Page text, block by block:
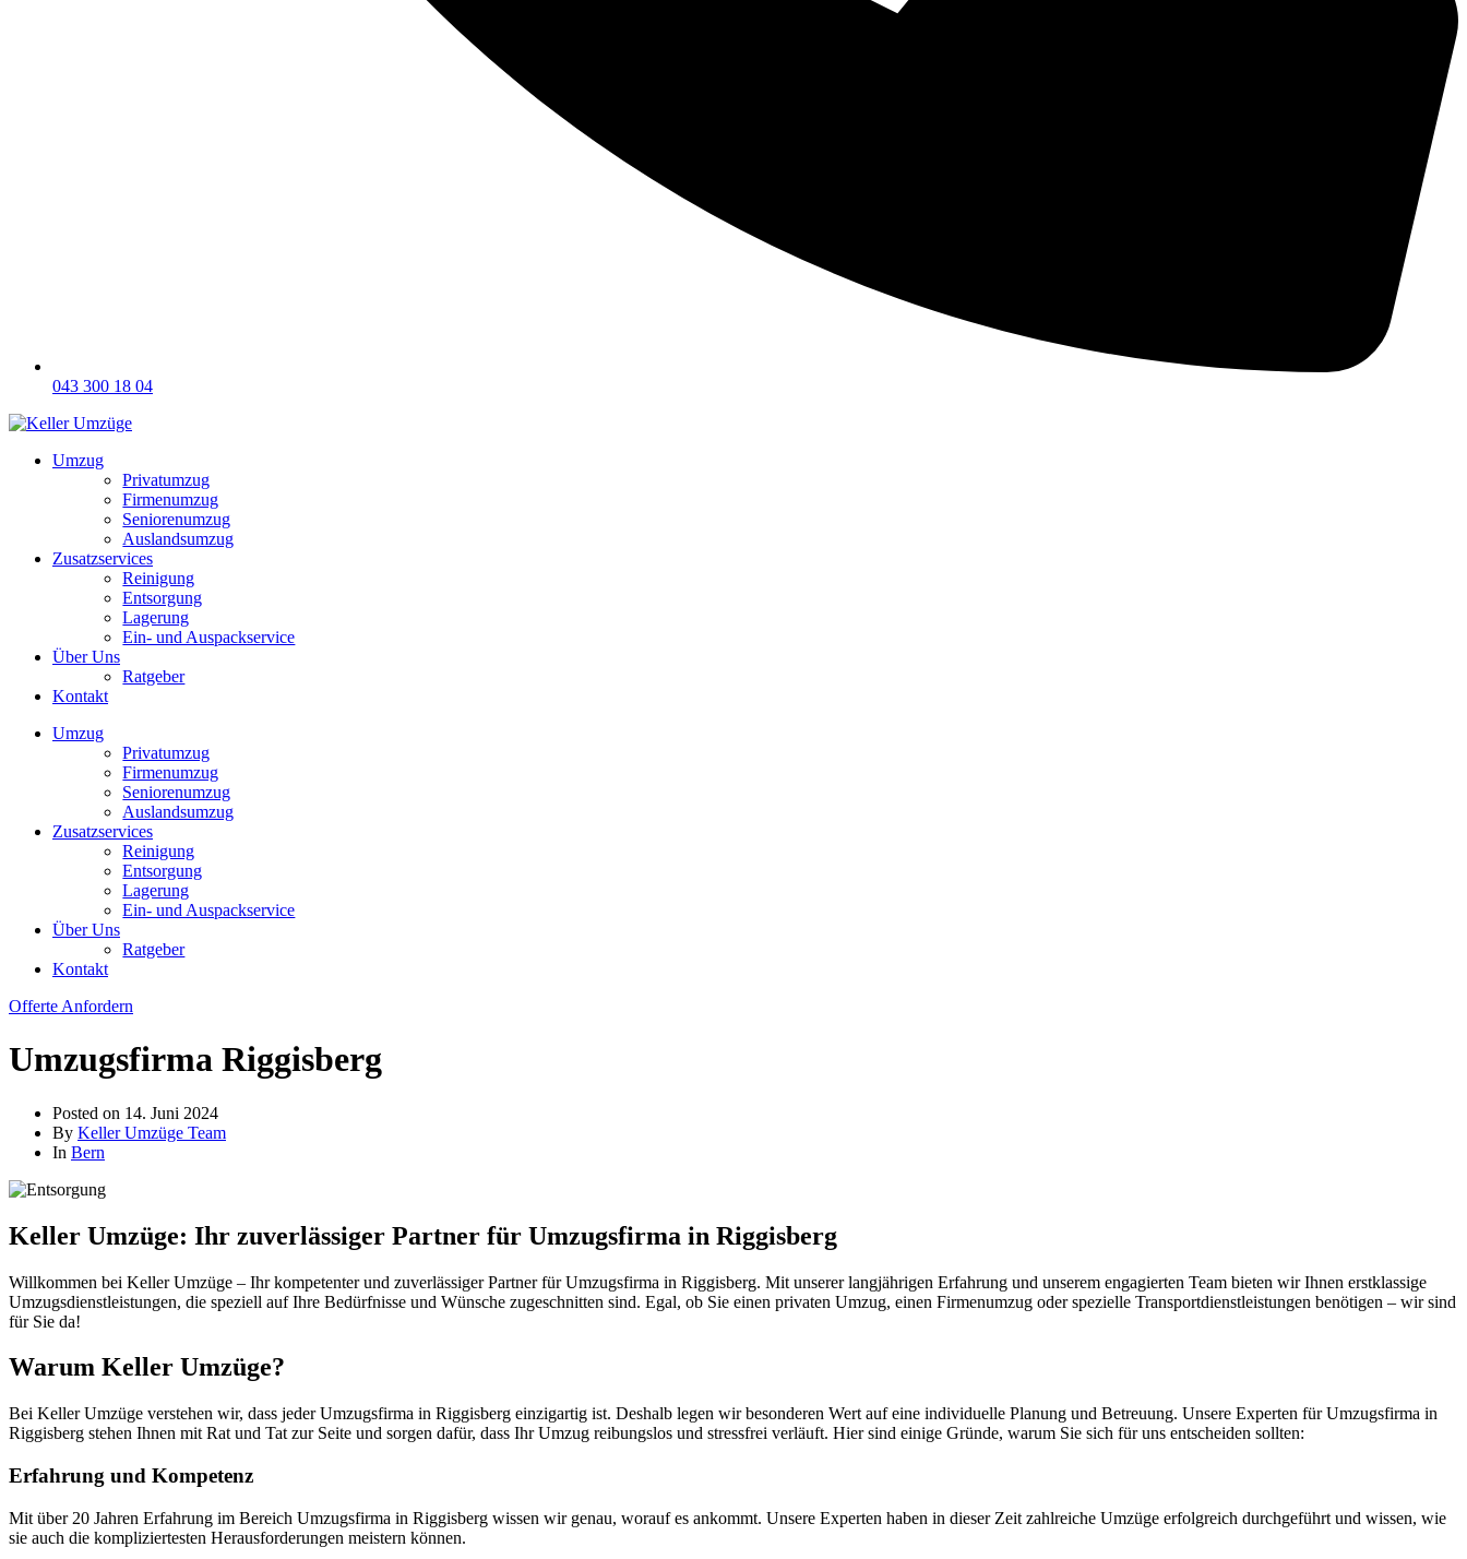
043 300 18 04
Umzug
Privatumzug
Firmenumzug
Seniorenumzug
Auslandsumzug
Zusatzservices
Reinigung
Entsorgung
Lagerung
Ein- und Auspackservice
Über Uns
Ratgeber
Kontakt
Umzug
Privatumzug
Firmenumzug
Seniorenumzug
Auslandsumzug
Zusatzservices
Reinigung
Entsorgung
Lagerung
Ein- und Auspackservice
Über Uns
Ratgeber
Kontakt
Offerte Anfordern
Umzugsfirma Riggisberg
Posted on 14. Juni 2024
By Keller Umzüge Team
In Bern
Keller Umzüge: Ihr zuverlässiger Partner für Umzugsfirma in Riggisberg
Willkommen bei Keller Umzüge – Ihr kompetenter und zuverlässiger Partner für Umzugsfirma in Riggisberg. Mit unserer langjährigen Erfahrung und unserem engagierten Team bieten wir Ihnen erstklassige
Umzugsdienstleistungen, die speziell auf Ihre Bedürfnisse und Wünsche zugeschnitten sind. Egal, ob Sie einen privaten Umzug, einen Firmenumzug oder spezielle Transportdienstleistungen benötigen – wir sind
für Sie da!
Warum Keller Umzüge?
Bei Keller Umzüge verstehen wir, dass jeder Umzugsfirma in Riggisberg einzigartig ist. Deshalb legen wir besonderen Wert auf eine individuelle Planung und Betreuung. Unsere Experten für Umzugsfirma in
Riggisberg stehen Ihnen mit Rat und Tat zur Seite und sorgen dafür, dass Ihr Umzug reibungslos und stressfrei verläuft. Hier sind einige Gründe, warum Sie sich für uns entscheiden sollten:
Erfahrung und Kompetenz
Mit über 20 Jahren Erfahrung im Bereich Umzugsfirma in Riggisberg wissen wir genau, worauf es ankommt. Unsere Experten haben in dieser Zeit zahlreiche Umzüge erfolgreich durchgeführt und wissen, wie
sie auch die kompliziertesten Herausforderungen meistern können.